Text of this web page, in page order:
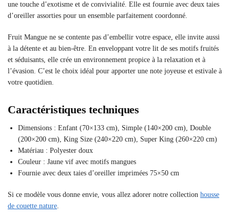
une touche d’exotisme et de convivialité. Elle est fournie avec deux taies
d’oreiller assorties pour un ensemble parfaitement coordonné.
Fruit Mangue ne se contente pas d’embellir votre espace, elle invite aussi
à la détente et au bien-être. En enveloppant votre lit de ses motifs fruités
et séduisants, elle crée un environnement propice à la relaxation et à
l’évasion. C’est le choix idéal pour apporter une note joyeuse et estivale à
votre quotidien.
Caractéristiques techniques
Dimensions : Enfant (70×133 cm), Simple (140×200 cm), Double
(200×200 cm), King Size (240×220 cm), Super King (260×220 cm)
Matériau : Polyester doux
Couleur : Jaune vif avec motifs mangues
Fournie avec deux taies d’oreiller imprimées 75×50 cm
Si ce modèle vous donne envie, vous allez adorer notre collection housse
de couette nature.